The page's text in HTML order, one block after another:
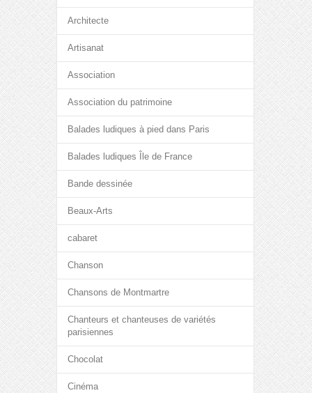
Architecte
Artisanat
Association
Association du patrimoine
Balades ludiques à pied dans Paris
Balades ludiques Île de France
Bande dessinée
Beaux-Arts
cabaret
Chanson
Chansons de Montmartre
Chanteurs et chanteuses de variétés
parisiennes
Chocolat
Cinéma